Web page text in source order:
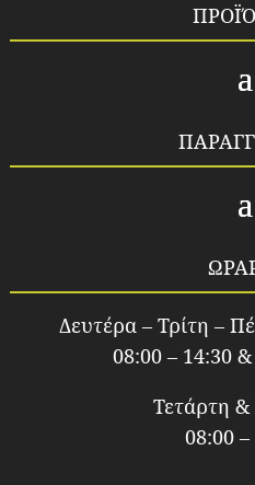
Δευτέρα – Τρίτη –
08:00 – 14:30
Τετάρτη
08:00